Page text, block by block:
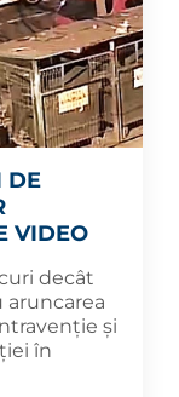
DE
VIDEO
decât
aruncarea
și
în